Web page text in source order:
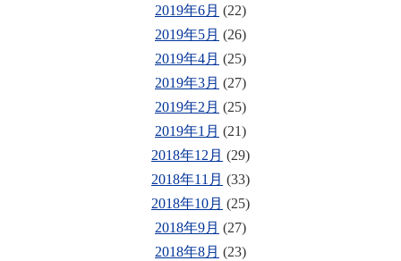
2019年6月 (22)
2019年5月 (26)
2019年4月 (25)
2019年3月 (27)
2019年2月 (25)
2019年1月 (21)
2018年12月 (29)
2018年11月 (33)
2018年10月 (25)
2018年9月 (27)
2018年8月 (23)